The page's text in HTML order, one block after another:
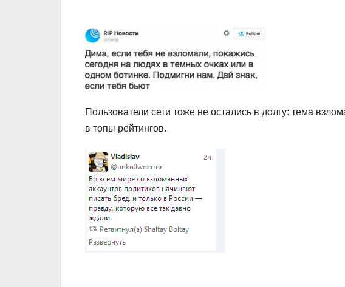
Пользователи сети тоже не остались в долгу: тема
в топы рейтингов.